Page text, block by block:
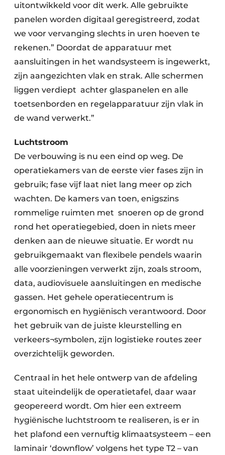
uitontwikkeld voor dit werk. Alle gebruikte
panelen worden digitaal geregistreerd, zodat
we voor vervanging slechts in uren hoeven te
rekenen.” Doordat de apparatuur met
aansluitingen in het wandsysteem is ingewerkt,
zijn aangezichten vlak en strak. Alle schermen
liggen verdiept achter glaspanelen en alle
toetsenborden en regelapparatuur zijn vlak in
de wand verwerkt.”
Luchtstroom
De verbouwing is nu een eind op weg. De
operatiekamers van de eerste vier fases zijn in
gebruik; fase vijf laat niet lang meer op zich
wachten. De kamers van toen, enigszins
rommelige ruimten met snoeren op de grond
rond het operatiegebied, doen in niets meer
denken aan de nieuwe situatie. Er wordt nu
gebruikgemaakt van flexibele pendels waarin
alle voorzieningen verwerkt zijn, zoals stroom,
data, audiovisuele aansluitingen en medische
gassen. Het gehele operatiecentrum is
ergonomisch en hygiënisch verantwoord. Door
het gebruik van de juiste kleurstelling en
verkeers¬symbolen, zijn logistieke routes zeer
overzichtelijk geworden.
Centraal in het hele ontwerp van de afdeling
staat uiteindelijk de operatietafel, daar waar
geopereerd wordt. Om hier een extreem
hygiënische luchtstroom te realiseren, is er in
het plafond een vernuftig klimaatsysteem – een
laminair ‘downflow’ volgens het type T2 – van